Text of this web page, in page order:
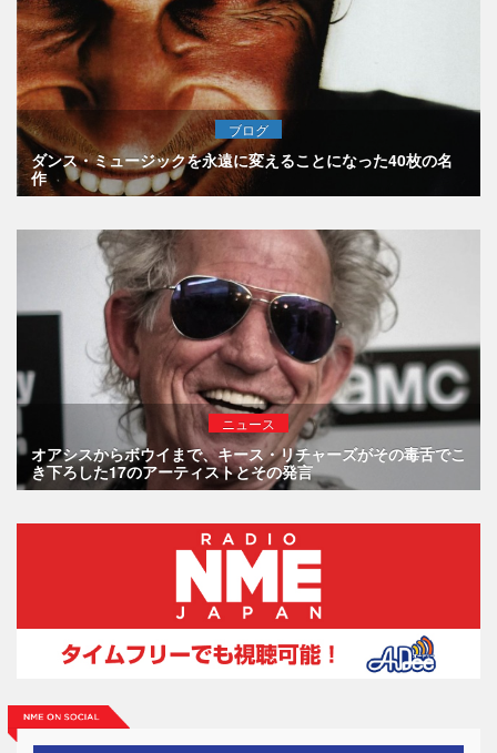
ブログ
ダンス・ミュージックを永遠に変えることになった40枚の名
作
ニュース
オアシスからボウイまで、キース・リチャーズがその毒舌でこ
き下ろした17のアーティストとその発言